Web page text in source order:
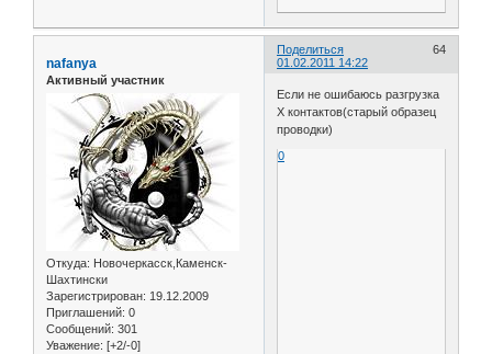
Поделиться
64
01.02.2011 14:22
nafanya
Активный участник
Откуда: Новочеркасск,Каменск-
Шахтински
Зарегистрирован: 19.12.2009
Приглашений: 0
Сообщений: 301
Уважение: [+2/-0]
Если не ошибаюсь разгрузка
Х контактов(старый образец
проводки)
0